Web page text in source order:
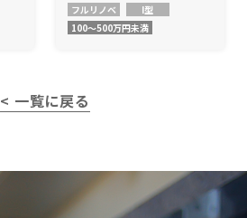
フルリノベ
I型
100〜500万円未満
< 一覧に戻る